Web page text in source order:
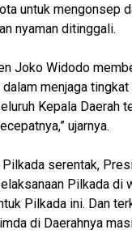
untuk mengonsep
nyaman ditinggali.
Joko Widodo
menjaga
Kepala Daerah
ujarnya.
serentak,
Pilkada di
Pilkada ini. Dan
di Daerahnya